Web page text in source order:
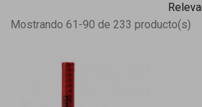
Mostrando 61-90 de 233 producto(s)